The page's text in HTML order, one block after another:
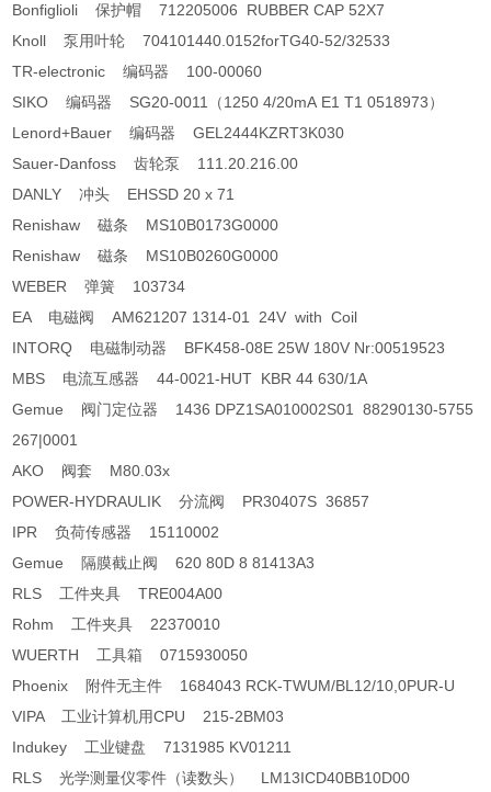
Bonfiglioli 保护帽 712205006 RUBBER CAP 52X7
Knoll 泵用叶轮 704101440.0152forTG40-52/32533
TR-electronic 编码器 100-00060
SIKO 编码器 SG20-0011（1250 4/20mA E1 T1 0518973）
Lenord+Bauer 编码器 GEL2444KZRT3K030
Sauer-Danfoss 齿轮泵 111.20.216.00
DANLY 冲头 EHSSD 20 x 71
Renishaw 磁条 MS10B0173G0000
Renishaw 磁条 MS10B0260G0000
WEBER 弹簧 103734
EA 电磁阀 AM621207 1314-01 24V with Coil
INTORQ 电磁制动器 BFK458-08E 25W 180V Nr:00519523
MBS 电流互感器 44-0021-HUT KBR 44 630/1A
Gemue 阀门定位器 1436 DPZ1SA010002S01 88290130-5755
267|0001
AKO 阀套 M80.03x
POWER-HYDRAULIK 分流阀 PR30407S 36857
IPR 负荷传感器 15110002
Gemue 隔膜截止阀 620 80D 8 81413A3
RLS 工件夹具 TRE004A00
Rohm 工件夹具 22370010
WUERTH 工具箱 0715930050
Phoenix 附件无主件 1684043 RCK-TWUM/BL12/10,0PUR-U
VIPA 工业计算机用CPU 215-2BM03
Indukey 工业键盘 7131985 KV01211
RLS 光学测量仪零件（读数头） LM13ICD40BB10D00